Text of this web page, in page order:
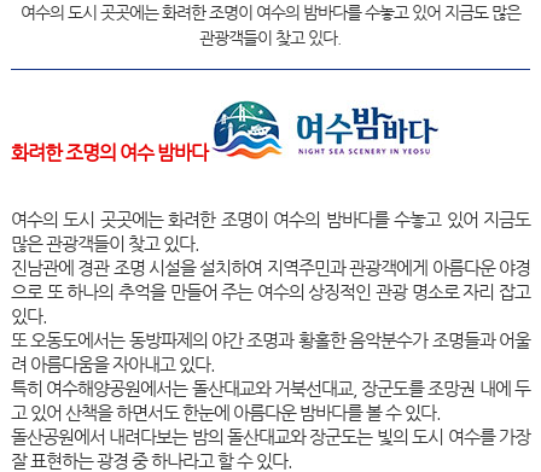
여수의 도시 곳곳에는 화려한 조명이 여수의 밤바다를 수놓고 있어 지금도 많은
관광객들이 찾고 있다.
화려한 조명의 여수 밤바다
여수의 도시 곳곳에는 화려한 조명이 여수의 밤바다를 수놓고 있어 지금도
많은 관광객들이 찾고 있다.
진남관에 경관 조명 시설을 설치하여 지역주민과 관광객에게 아름다운 야경
으로 또 하나의 추억을 만들어 주는 여수의 상징적인 관광 명소로 자리 잡고
있다.
또 오동도에서는 동방파제의 야간 조명과 황홀한 음악분수가 조명들과 어울
려 아름다움을 자아내고 있다.
특히 여수해양공원에서는 돌산대교와 거북선대교, 장군도를 조망권 내에 두
고 있어 산책을 하면서도 한눈에 아름다운 밤바다를 볼 수 있다.
돌산공원에서 내려다보는 밤의 돌산대교와 장군도는 빛의 도시 여수를 가장
잘 표현하는 광경 중 하나라고 할 수 있다.